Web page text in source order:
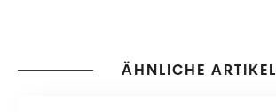
ÄHNLICHE ARTIKEL